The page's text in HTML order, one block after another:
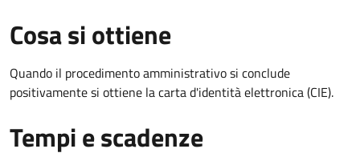
Cosa si ottiene
Quando il procedimento amministrativo si conclude
positivamente si ottiene la carta d'identità elettronica (CIE).
Tempi e scadenze